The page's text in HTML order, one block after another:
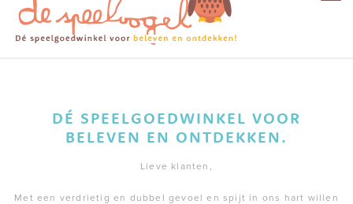
DÉ SPEELGOEDWINKEL VOOR
BELEVEN EN ONTDEKKEN.
Lieve klanten,
Met een verdrietig en dubbel gevoel en spijt in ons hart willen